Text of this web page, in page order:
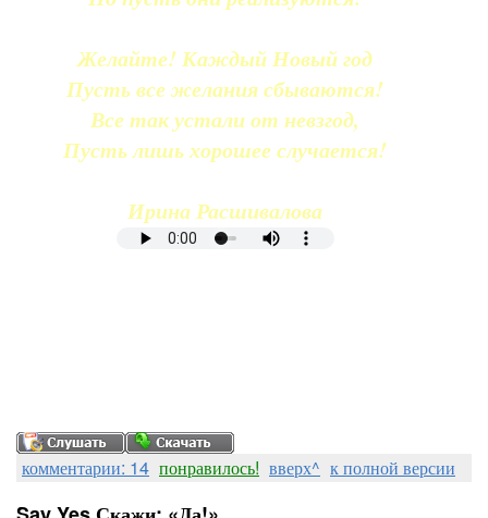
Желайте! Каждый Новый год
Пусть все желания сбываются!
Все так устали от невзгод,
Пусть лишь хорошее случается!
Ирина Расшивалова
комментарии: 14 понравилось! вверх^ к полной версии